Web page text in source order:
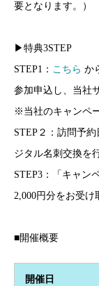
要となります。）
▶特典3STEP
STEP1： こちら か
参加申込し、当社
※当社のキャンペ
STEP２：訪問予
ジタル名刺交換を
STEP3：「キャン
2,000円分をお受け
■開催概要
開催日